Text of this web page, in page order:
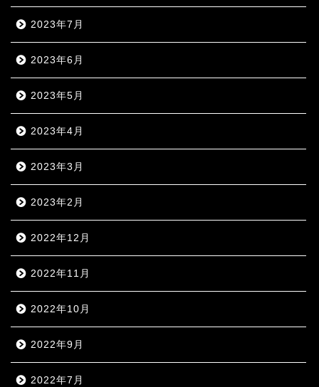
2023年7月
2023年6月
2023年5月
2023年4月
2023年3月
2023年2月
2022年12月
2022年11月
2022年10月
2022年9月
2022年7月